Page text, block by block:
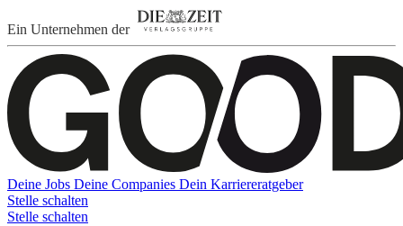
Ein Unternehmen der
Deine Jobs Deine Companies Dein Karriereratgeber
Stelle schalten
Stelle schalten